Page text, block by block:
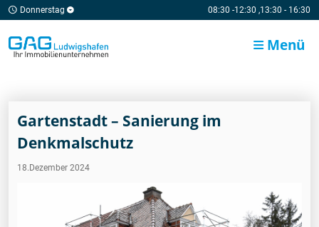
Donnerstag 08:30 -12:30 ,13:30 - 16:30
Menü
Gartenstadt – Sanierung im
Denkmalschutz
18.Dezember 2024